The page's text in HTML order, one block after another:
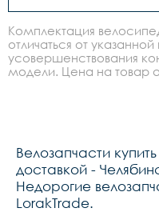
Комплектация
отличаться от
усовершенствования
модели. Цена на товар
Велозапчасти
доставкой -
Недорогие
LorakTrade.